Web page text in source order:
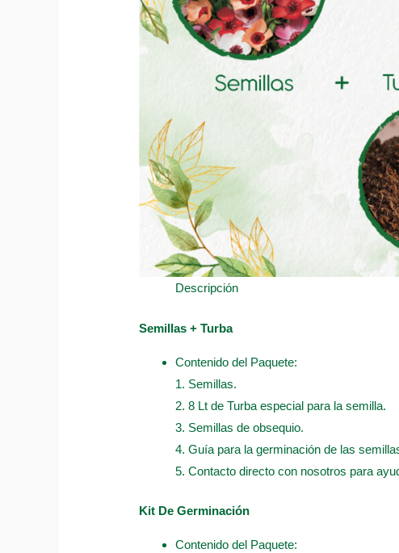
Descripción
Semillas + Turba
Contenido del Paquete:
1. Semillas.
2. 8 Lt de Turba especial para la semilla.
3. Semillas de obsequio.
4. Guía para la germinación de las
5. Contacto directo con nosotros para
Kit De Germinación
Contenido del Paquete: